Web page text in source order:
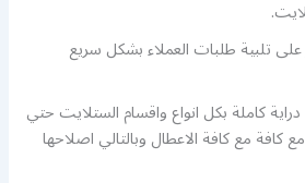
تلبية طلبات العملاء بشكل سريع
كاملة بكل انواع واقسام الستلايت حتي
كافة مع كافة الاعطال وبالتالي اصلاحها